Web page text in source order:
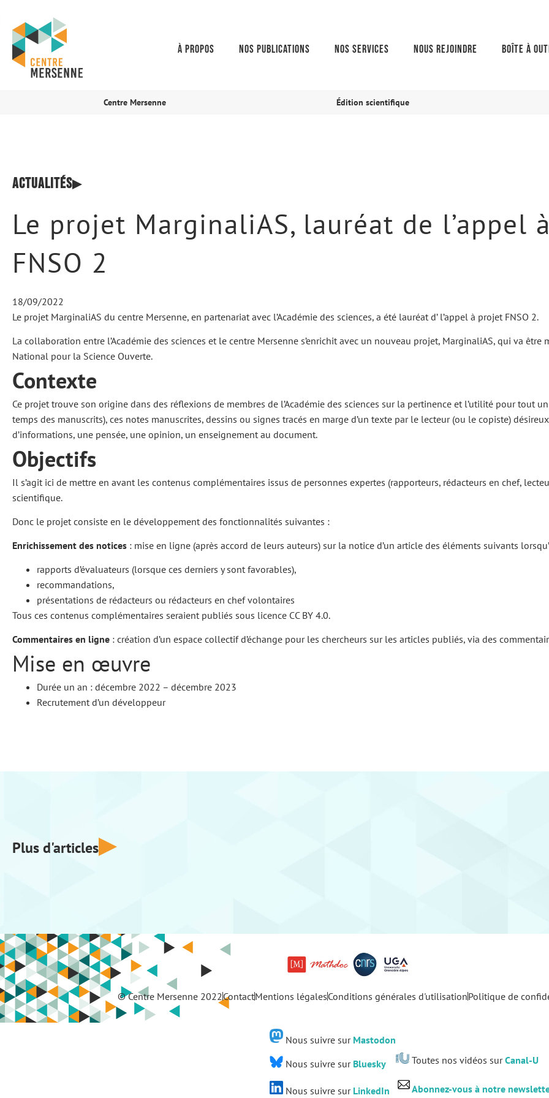
À propos Nos publications Nos services Nous rejoindre Boîte à
Centre Mersenne Édition scientifique
Actualités
Le projet MarginaliAS, lauréat de l’appel
FNSO 2
18/09/2022
Le projet MarginaliAS du centre Mersenne, en partenariat avec l’Académie des sciences, a été lauréat d’ l’appel à projet FNSO 2.
La collaboration entre l’Académie des sciences et le centre Mersenne s’enrichit avec un nouveau projet, MarginaliAS, qui va être
National pour la Science Ouverte.
Contexte
Ce projet trouve son origine dans des réflexions de membres de l’Académie des sciences sur la pertinence et l’utilité pour tout
temps des manuscrits), ces notes manuscrites, dessins ou signes tracés en marge d’un texte par le lecteur (ou le copiste)
d’informations, une pensée, une opinion, un enseignement au document.
Objectifs
Il s’agit ici de mettre en avant les contenus complémentaires issus de personnes expertes (rapporteurs, rédacteurs en chef,
scientifique.
Donc le projet consiste en le développement des fonctionnalités suivantes :
Enrichissement des notices : mise en ligne (après accord de leurs auteurs) sur la notice d’un article des éléments suivants
rapports d’évaluateurs (lorsque ces derniers y sont favorables),
recommandations,
présentations de rédacteurs ou rédacteurs en chef volontaires
Tous ces contenus complémentaires seraient publiés sous licence CC BY 4.0.
Commentaires en ligne : création d’un espace collectif d’échange pour les chercheurs sur les articles publiés, via des
Mise en œuvre
Durée un an : décembre 2022 – décembre 2023
Recrutement d’un développeur
Plus d'articles
© Centre Mersenne 2022ContactMentions légalesConditions générales d'utilisationPolitique de
Nous suivre sur Mastodon
Nous suivre sur Bluesky
Nous suivre sur LinkedIn
Toutes nos vidéos surCanal-U
Abonnez-vous à notre